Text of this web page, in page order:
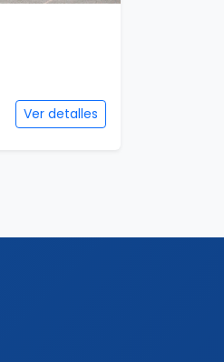
Ver detalles